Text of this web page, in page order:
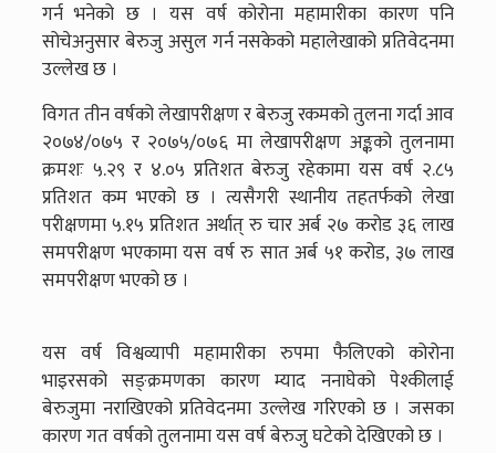
गर्न भनेको छ । यस वर्ष कोरोना महामारीका कारण पनि
सोचेअनुसार बेरुजु असुल गर्न नसकेको महालेखाको प्रतिवेदनमा
उल्लेख छ ।
विगत तीन वर्षको लेखापरीक्षण र बेरुजु रकमको तुलना गर्दा आव
२०७४/०७५ र २०७५/०७६ मा लेखापरीक्षण अङ्कको तुलनामा
क्रमशः ५.२९ र ४.०५ प्रतिशत बेरुजु रहेकामा यस वर्ष २.८५
प्रतिशत कम भएको छ । त्यसैगरी स्थानीय तहतर्फको लेखा
परीक्षणमा ५.१५ प्रतिशत अर्थात् रु चार अर्ब २७ करोड ३६ लाख
समपरीक्षण भएकामा यस वर्ष रु सात अर्ब ५१ करोड, ३७ लाख
समपरीक्षण भएको छ ।
यस वर्ष विश्वव्यापी महामारीका रुपमा फैलिएको कोरोना
भाइरसको सङ्क्रमणका कारण म्याद ननाघेको पेश्कीलाई
बेरुजुमा नराखिएको प्रतिवेदनमा उल्लेख गरिएको छ । जसका
कारण गत वर्षको तुलनामा यस वर्ष बेरुजु घटेको देखिएको छ ।